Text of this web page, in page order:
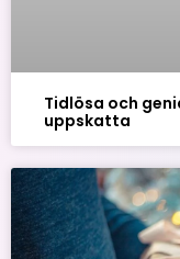
Tidlösa och
uppskatta